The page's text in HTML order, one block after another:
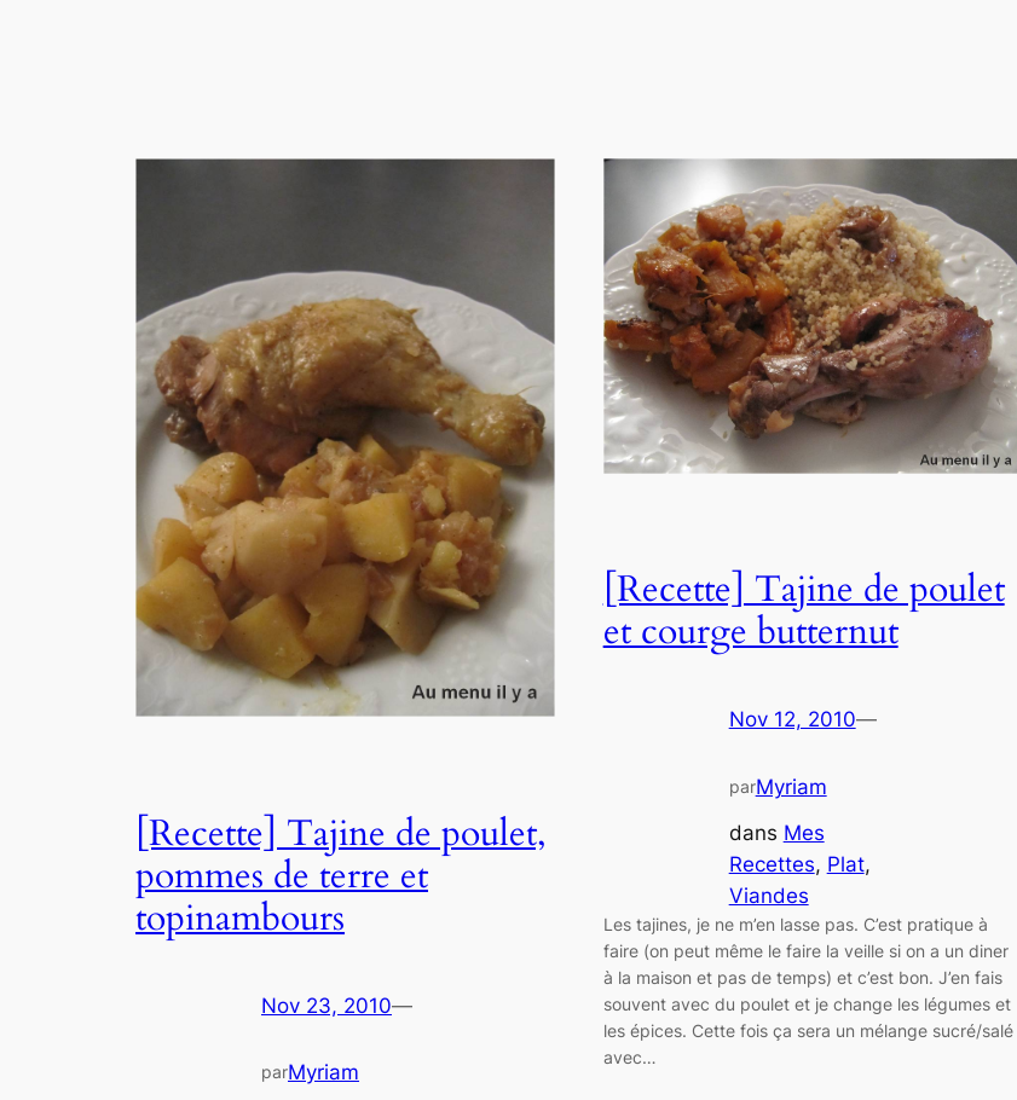
[Recette] Tajine de poulet,
pommes de terre et
topinambours
Nov 23, 2010—
parMyriam
[Recette] Tajine de poulet
et courge butternut
Nov 12, 2010—
parMyriam
dans Mes
Recettes, Plat
Viandes
Les tajines, je ne m’en lasse pas. C’est pratique à
faire (on peut même le faire la veille si on a un diner
à la maison et pas de temps) et c’est bon. J’en fais
souvent avec du poulet et je change les légumes et
les épices. Cette fois ça sera un mélange sucré/salé
avec…